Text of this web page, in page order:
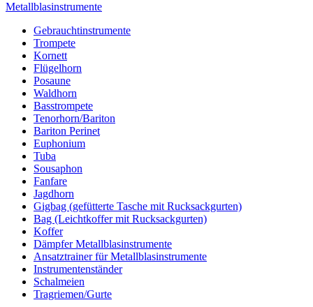
Metallblasinstrumente
Gebrauchtinstrumente
Trompete
Kornett
Flügelhorn
Posaune
Waldhorn
Basstrompete
Tenorhorn/Bariton
Bariton Perinet
Euphonium
Tuba
Sousaphon
Fanfare
Jagdhorn
Gigbag (gefütterte Tasche mit Rucksackgurten)
Bag (Leichtkoffer mit Rucksackgurten)
Koffer
Dämpfer Metallblasinstrumente
Ansatztrainer für Metallblasinstrumente
Instrumentenständer
Schalmeien
Tragriemen/Gurte